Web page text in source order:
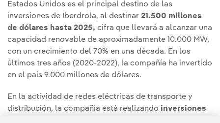
Estados Unidos es el principal destino de las
inversiones de Iberdrola, al destinar 21.500 millones
de dólares hasta 2025, cifra que llevará a alcanzar una
capacidad renovable de aproximadamente 10.000 MW,
con un crecimiento del 70% en una década. En los
últimos tres años (2020-2022), la compañía ha invertido
en el país 9.000 millones de dólares.
En la actividad de redes eléctricas de transporte y
distribución, la compañía está realizando inversiones